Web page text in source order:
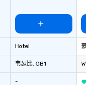
beyond the event
Hotel
韦瑟比, GB1
-